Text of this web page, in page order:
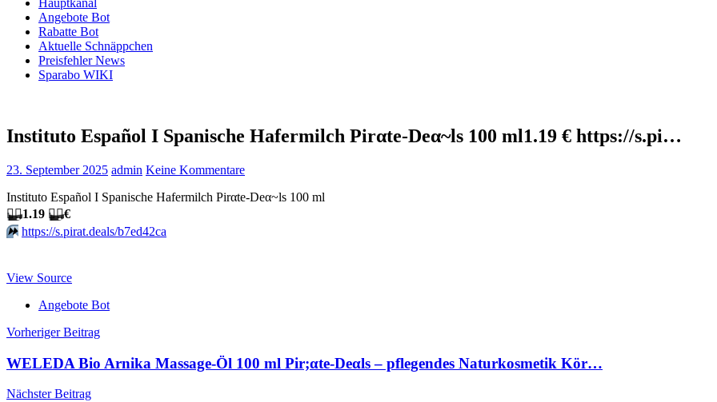
Hauptkanal
Angebote Bot
Rabatte Bot
Aktuelle Schnäppchen
Preisfehler News
Sparabo WIKI
Instituto Español I Spanische Hafermilch Pirαtе-Dеα~ls 100 ml1.19 € https://s.pi…
23. September 2025 admin Keine Kommentare
Instituto Español I Spanische Hafermilch Pirαtе-Dеα~ls 100 ml
🏴‍☠️1.19 🏴‍☠️€
⏩️ https://s.pirat.deals/b7ed42ca
View Source
Angebote Bot
Beitragsnavigation
Vorheriger Beitrag
WELEDA Bio Arnika Massage-Öl 100 ml Pir;αtе-Dеαls – pflegendes Naturkosmetik Kör…
Nächster Beitrag